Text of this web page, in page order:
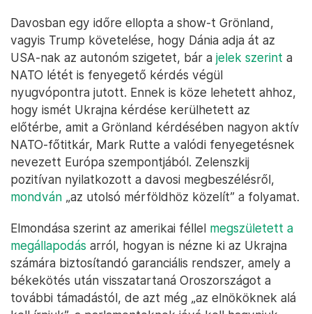
Davosban egy időre ellopta a show-t Grönland,
vagyis Trump követelése, hogy Dánia adja át az
USA-nak az autonóm szigetet, bár a jelek szerint a
NATO létét is fenyegető kérdés végül
nyugvópontra jutott. Ennek is köze lehetett ahhoz,
hogy ismét Ukrajna kérdése kerülhetett az
előtérbe, amit a Grönland kérdésében nagyon aktív
NATO-főtitkár, Mark Rutte a valódi fenyegetésnek
nevezett Európa szempontjából. Zelenszkij
pozitívan nyilatkozott a davosi megbeszélésről,
mondván „az utolsó mérföldhöz közelít” a folyamat.
Elmondása szerint az amerikai féllel megszületett a
megállapodás arról, hogyan is nézne ki az Ukrajna
számára biztosítandó garanciális rendszer, amely a
békekötés után visszatartaná Oroszországot a
további támadástól, de azt még „az elnököknek alá